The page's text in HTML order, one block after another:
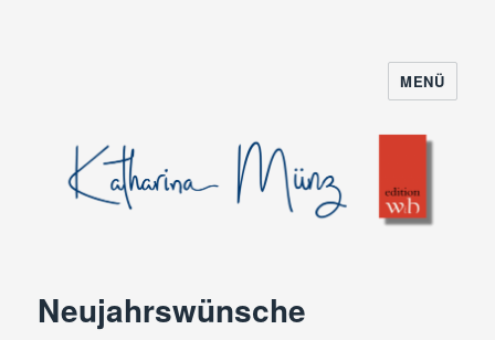
MENÜ
Neujahrswünsche